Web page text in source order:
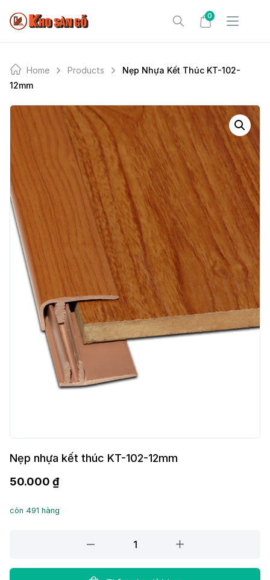
0
Home Products
Nẹp Nhựa Kết Thúc KT-102-
12mm
Nẹp nhựa kết thúc KT-102-12mm
50.000 ₫
còn 491 hàng
kết